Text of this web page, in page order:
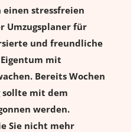
einen stressfreien
Umzugsplaner für
und freundliche
mit
Bereits Wochen
sollte mit dem
werden.
Sie nicht mehr